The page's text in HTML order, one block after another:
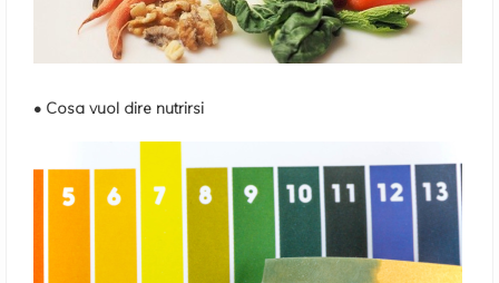
• Cosa vuol dire nutrirsi